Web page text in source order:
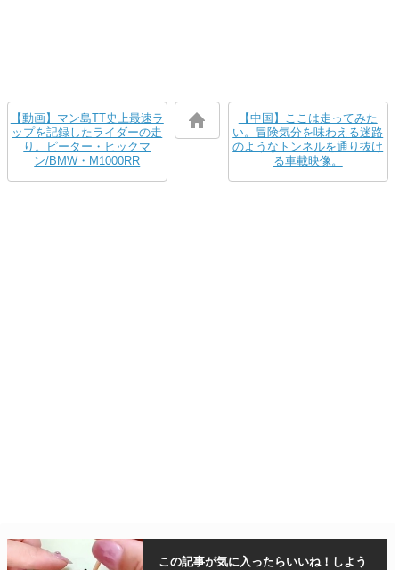
【動画】マン島TT史上最速ラ
ップを記録したライダーの走
り。ピーター・ヒックマ
ン/BMW・M1000RR
【中国】ここは走ってみた
い。冒険気分を味わえる迷路
のようなトンネルを通り抜け
る車載映像。
この記事が気に入ったらいいね！しよう